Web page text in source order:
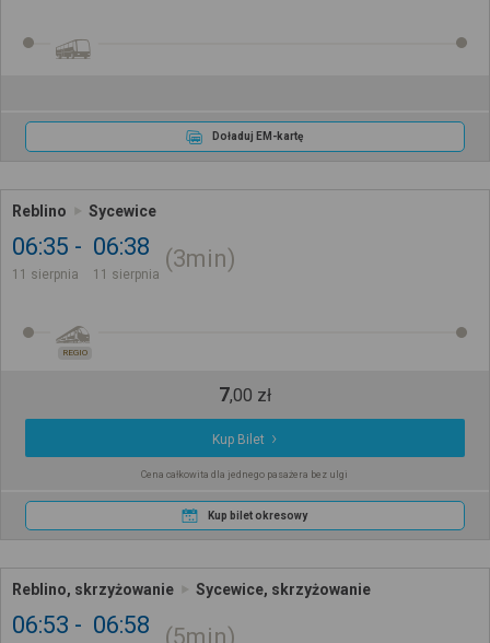
Doładuj EM-kartę
Reblino Sycewice
06:35
11 sierpnia
06:38
11 sierpnia
3min
REGIO
7,00 zł
Kup Bilet
Cena całkowita dla jednego pasażera bez ulgi
Kup bilet okresowy
Reblino, skrzyżowanie Sycewice, skrzyżowanie
06:53 06:58 5min